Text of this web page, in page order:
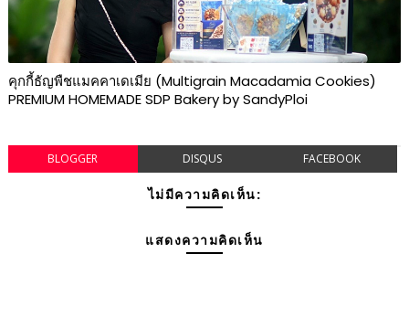
คุกกี้ธัญพืชแมคคาเดเมีย (Multigrain Macadamia Cookies)
PREMIUM HOMEMADE SDP Bakery by SandyPloi
BLOGGER DISQUS FACEBOOK
ไม่มีความคิดเห็น:
แสดงความคิดเห็น